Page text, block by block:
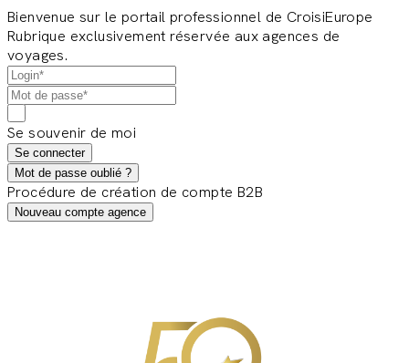
Bienvenue sur le portail professionnel de CroisiEurope
Rubrique exclusivement réservée aux agences de
voyages.
Se souvenir de moi
Se connecter
Mot de passe oublié ?
Procédure de création de compte B2B
Nouveau compte agence